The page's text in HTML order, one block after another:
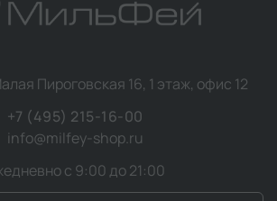
Пироговская 16, 1 этаж, офис 12
+7 (495) 215-16-00
info@milfey-shop.ru
с 9:00 до 21:00